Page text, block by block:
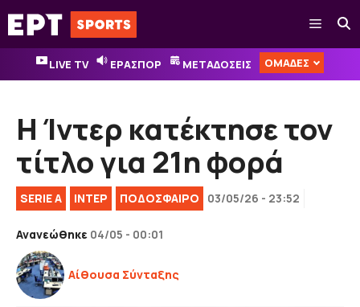
Μετάβαση
σε
περιεχόμενο
Μενού
LIVE TV ΕΡΑΣΠΟΡ ΜΕΤΑΔΟΣΕΙΣ ΟΜΑΔΕΣ
Η Ίντερ κατέκτησε τον
τίτλο για 21η φορά
SERIE A ΙΝΤΕΡ ΠΟΔΟΣΦΑΙΡΟ 03/05/26 - 23:52
Ανανεώθηκε 04/05 - 00:01
Αίθουσα Σύνταξης